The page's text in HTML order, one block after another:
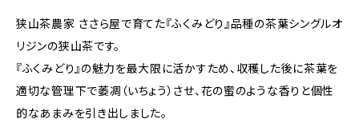
狭山茶農家 ささら屋で育てた『ふくみどり』品種の茶葉シングルオ
リジンの狭山茶です。
『ふくみどり』の魅力を最大限に活かすため、収穫した後に茶葉を
適切な管理下で萎凋（いちょう）させ、花の蜜のような香りと個性
的なあまみを引き出しました。